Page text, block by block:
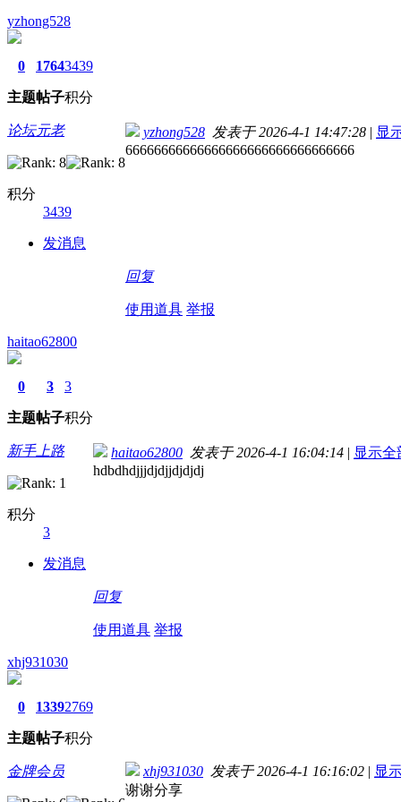
yzhong528
0
主题
1764
帖子
3439
积分
论坛元老
积分
3439
发消息
yzhong528 发表于 2026-4-1 14:47:28 | 显
66666666666666666666666666666666
回复
使用道具 举报
haitao62800
0
主题
3
帖子
3
积分
新手上路
积分
3
发消息
haitao62800 发表于 2026-4-1 16:04:14 | 显示全
hdbdhdjjjdjdjjdjdjdj
回复
使用道具 举报
xhj931030
0
主题
1339
帖子
2769
积分
金牌会员 xhj931030 发表于 2026-4-1 16:16:02 | 显
谢谢分享